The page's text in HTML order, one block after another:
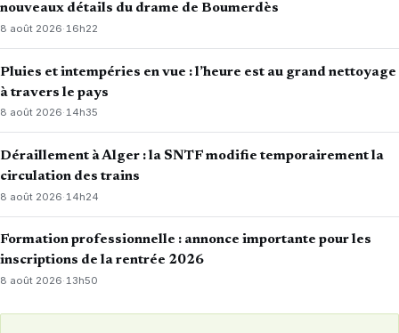
nouveaux détails du drame de Boumerdès
8 août 2026·16h22
Pluies et intempéries en vue : l’heure est au grand nettoyage
à travers le pays
8 août 2026·14h35
Déraillement à Alger : la SNTF modifie temporairement la
circulation des trains
8 août 2026·14h24
Formation professionnelle : annonce importante pour les
inscriptions de la rentrée 2026
8 août 2026·13h50